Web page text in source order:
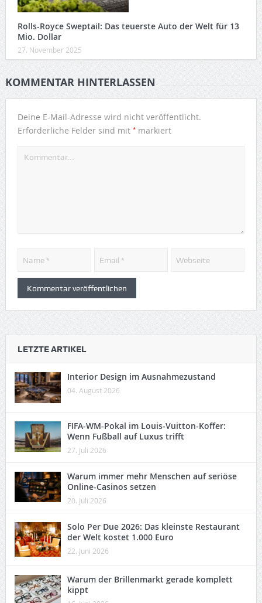
Rolls-Royce Sweptail: Das teuerste Auto der Welt für 13
Mio. Dollar
27. November 2025
KOMMENTAR HINTERLASSEN
Deine E-Mail-Adresse wird nicht veröffentlicht.
Erforderliche Felder sind mit *markiert
LETZTE ARTIKEL
Interior Design im Ausnahmezustand
04. August 2026
FIFA-WM-Pokal im Louis-Vuitton-Koffer:
Wenn Fußball auf Luxus trifft
27. Juli 2026
Warum immer mehr Menschen auf seriöse
Online-Casinos setzen
20. Juli 2026
Solo Per Due 2026: Das kleinste Restaurant
der Welt kostet 1.000 Euro
22. Juni 2026
Warum der Brillenmarkt gerade komplett
kippt